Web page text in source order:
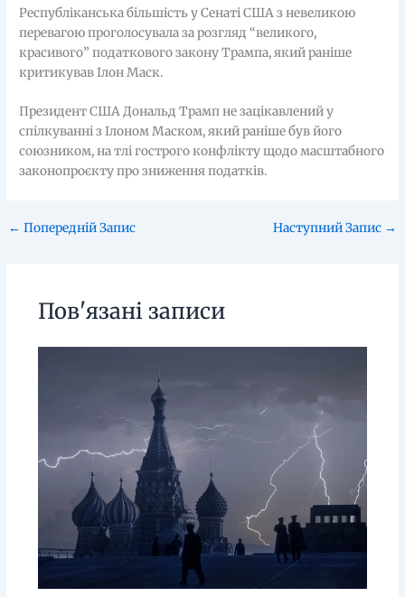
Республіканська більшість у Сенаті США з невеликою
перевагою проголосувала за розгляд “великого,
красивого” податкового закону Трампа, який раніше
критикував Ілон Маск.
Президент США Дональд Трамп не зацікавлений у
спілкуванні з Ілоном Маском, який раніше був його
союзником, на тлі гострого конфлікту щодо масштабного
законопроєкту про зниження податків.
← Попередній Запис Наступний Запис →
Пов'язані записи